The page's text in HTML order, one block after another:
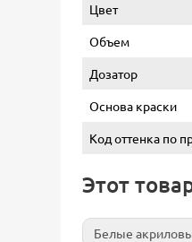
Цвет
Объем
Дозатор
Основа краски
Код оттенка по
Этот
Белые